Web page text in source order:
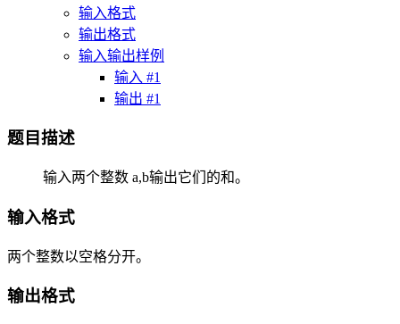
输入格式
输出格式
输入输出样例
输入 #1
输出 #1
题目描述
输入两个整数 a,b输出它们的和。
输入格式
两个整数以空格分开。
输出格式